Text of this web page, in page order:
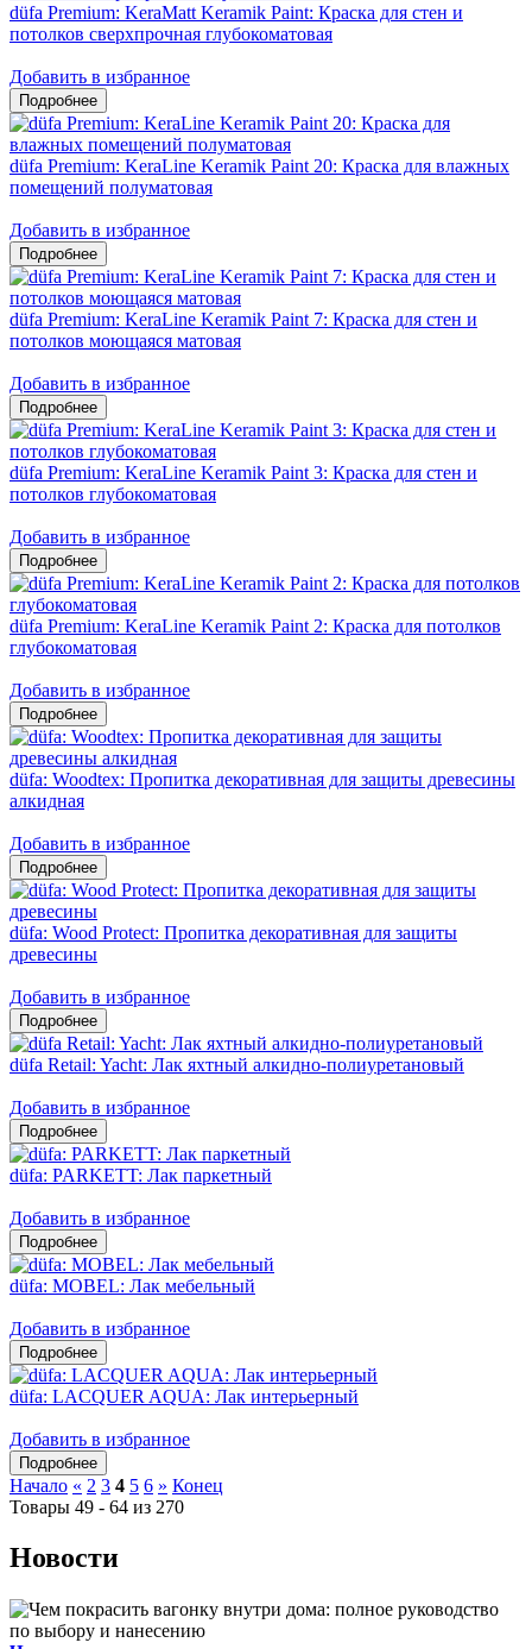
düfa Premium: KeraMatt Keramik Paint: Краска для стен и
потолков сверхпрочная глубокоматовая
Добавить в избранное
düfa Premium: KeraLine Keramik Paint 20: Краска для влажных
помещений полуматовая
Добавить в избранное
düfa Premium: KeraLine Keramik Paint 7: Краска для стен и
потолков моющаяся матовая
Добавить в избранное
düfa Premium: KeraLine Keramik Paint 3: Краска для стен и
потолков глубокоматовая
Добавить в избранное
düfa Premium: KeraLine Keramik Paint 2: Краска для потолков
глубокоматовая
Добавить в избранное
düfa: Woodtex: Пропитка декоративная для защиты древесины
алкидная
Добавить в избранное
düfa: Wood Protect: Пропитка декоративная для защиты
древесины
Добавить в избранное
düfa Retail: Yacht: Лак яхтный алкидно-полиуретановый
Добавить в избранное
düfa: PARKETT: Лак паркетный
Добавить в избранное
düfa: MOBEL: Лак мебельный
Добавить в избранное
düfa: LACQUER AQUA: Лак интерьерный
Добавить в избранное
Начало « 2 3 4 5 6 » Конец
Товары 49 - 64 из 270
Новости